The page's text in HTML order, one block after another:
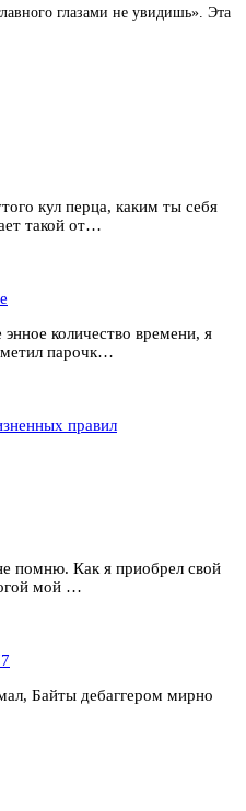
глазами не увидишь». Эта
кул перца, каким ты себя
такой от…
количество времени, я
парочк…
правил
помню. Как я приобрел свой
мой …
Байты дебаггером мирно